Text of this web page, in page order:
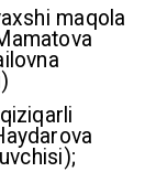
maqola